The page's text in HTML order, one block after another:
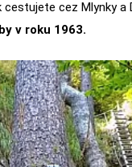
cez Mlynky a
v roku 1963.